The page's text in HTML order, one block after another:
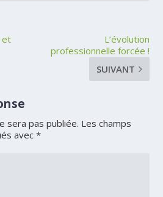
et
L’évolution
professionnelle forcée !
SUIVANT
sera pas publiée. Les champs
avec*